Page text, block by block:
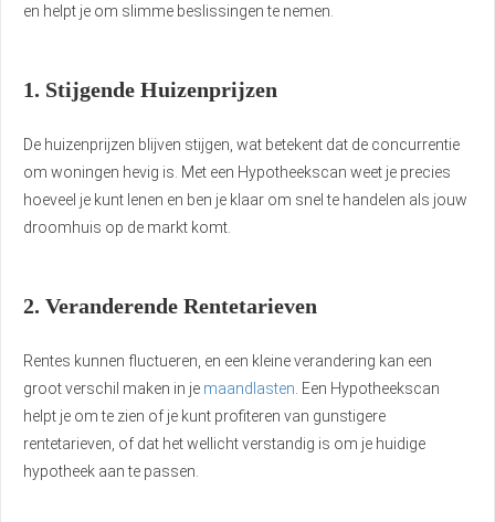
en helpt je om slimme beslissingen te nemen.
1. Stijgende Huizenprijzen
De huizenprijzen blijven stijgen, wat betekent dat de concurrentie
om woningen hevig is. Met een Hypotheekscan weet je precies
hoeveel je kunt lenen en ben je klaar om snel te handelen als jouw
droomhuis op de markt komt.
2. Veranderende Rentetarieven
Rentes kunnen fluctueren, en een kleine verandering kan een
groot verschil maken in je maandlasten . Een Hypotheekscan
helpt je om te zien of je kunt profiteren van gunstigere
rentetarieven, of dat het wellicht verstandig is om je huidige
hypotheek aan te passen.